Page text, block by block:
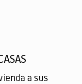
a sus